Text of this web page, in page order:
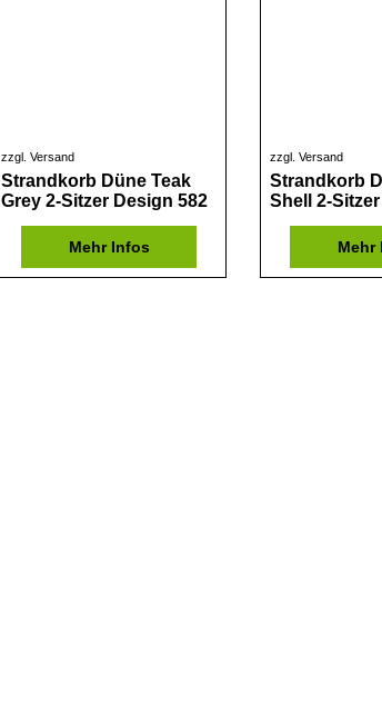
zzgl. Versand
Strandkorb Düne Teak
Grey 2-Sitzer Design 582
Mehr Infos
zzgl. Versand
Strandkorb
Shell 2-
Mehr